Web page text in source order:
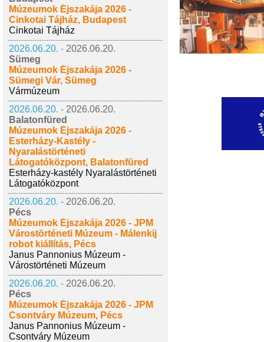
Múzeumok Éjszakája 2026 -
Cinkotai Tájház, Budapest
Cinkotai Tájház
2026.06.20. - 2026.06.20.
Sümeg
Múzeumok Éjszakája 2026 -
Sümegi Vár, Sümeg
Vármúzeum
2026.06.20. - 2026.06.20.
Balatonfüred
Múzeumok Éjszakája 2026 -
Esterházy-Kastély -
Nyaralástörténeti
Látogatóközpont, Balatonfüred
Esterházy-kastély Nyaralástörténeti
Látogatóközpont
2026.06.20. - 2026.06.20.
Pécs
Múzeumok Éjszakája 2026 - JPM
Várostörténeti Múzeum - Málenkij
robot kiállítás, Pécs
Janus Pannonius Múzeum -
Várostörténeti Múzeum
2026.06.20. - 2026.06.20.
Pécs
Múzeumok Éjszakája 2026 - JPM
Csontváry Múzeum, Pécs
Janus Pannonius Múzeum -
Csontváry Múzeum